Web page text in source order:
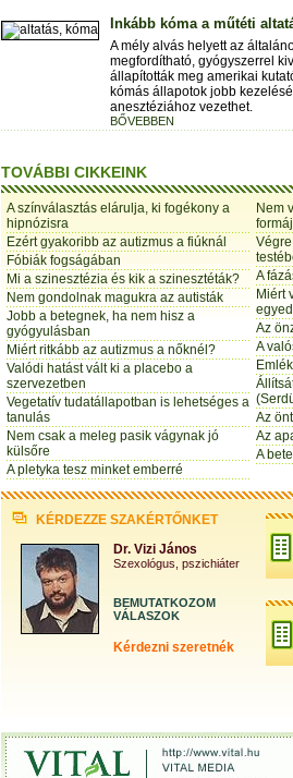
Inkább kóma a műtéti
A mély alvás helyett az
megfordítható, gyógyszerrel
állapították meg amerikai
kómás állapotok jobb
anesztéziához vezethet.
BŐVEBBEN
TOVÁBBI CIKKEINK
A színválasztás elárulja, ki fogékony a
hipnózisra
Ezért gyakoribb az autizmus a fiúknál
Fóbiák fogságában
Mi a szinesztézia és kik a szinesztéták?
Nem gondolnak magukra az autisták
Jobb a betegnek, ha nem hisz a
gyógyulásban
Miért ritkább az autizmus a nőknél?
Valódi hatást vált ki a placebo a
szervezetben
Vegetatív tudatállapotban is lehetséges a
tanulás
Nem csak a meleg pasik vágynak jó
külsőre
A pletyka tesz minket emberré
Nem
A
Miért
Az
A
Az
Az
A
KÉRDEZZE SZAKÉRTŐNKET
Dr. Vizi János
Szexológus, pszichiáter
BEMUTATKOZOM
VÁLASZOK
Kérdezni szeretnék